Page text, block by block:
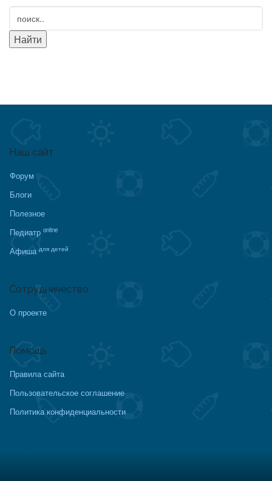
Наш сайт
Форум
Блоги
Полезное
Педиатр online
Афиша для детей
Сотрудничество
О проекте
Помощь
Правила сайта
Пользовательское соглашение
Политика конфиденциальности